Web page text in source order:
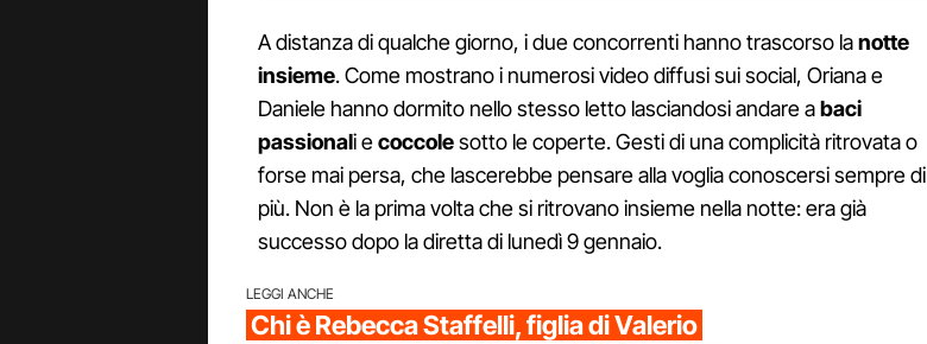
A distanza di qualche giorno, i due concorrenti hanno trascorso lanotte
insieme. Come mostrano i numerosi video diffusi sui social, Oriana e
Daniele hanno dormito nello stesso letto lasciandosi andare abaci
passionali ecoccolesotto le coperte. Gesti di una complicità ritrovata o
forse mai persa, che lascerebbe pensare alla voglia conoscersi sempre di
più. Non è la prima volta che si ritrovano insieme nella notte: era già
successo dopo la diretta di lunedì 9 gennaio.
LEGGI ANCHE
Chi è Rebecca Staffelli, figlia di Valerio